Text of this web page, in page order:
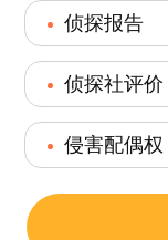
侦探报告
侦探社评价
侵害配偶权